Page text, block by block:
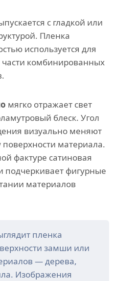
с гладкой или
Пленка
используется для
части комбинированных
мягко отражает свет
блеск. Угол
визуально меняют
поверхности материала.
фактуре сатиновая
подчеркивает фигурные
материалов
пленка
замши или
— дерева,
Изображения